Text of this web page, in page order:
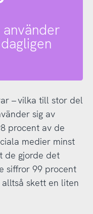
– vilka till stor del
sig av
procent av de
medier minst
de gjorde det
siffror 99 procent
skett en liten